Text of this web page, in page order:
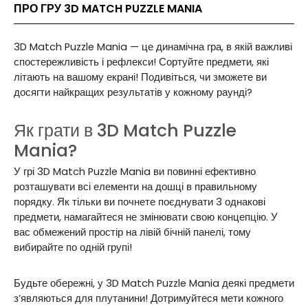
ПРО ГРУ 3D MATCH PUZZLE MANIA
3D Match Puzzle Mania — це динамічна гра, в якій важливі
спостережливість і рефлекси! Сортуйте предмети, які
літають на вашому екрані! Подивіться, чи зможете ви
досягти найкращих результатів у кожному раунді?
Як грати в 3D Match Puzzle
Mania?
У грі 3D Match Puzzle Mania ви повинні ефективно
розташувати всі елементи на дошці в правильному
порядку. Як тільки ви почнете поєднувати 3 однакові
предмети, намагайтеся не змінювати свою концепцію. У
вас обмежений простір на лівій бічній панелі, тому
вибирайте по одній групі!
Будьте обережні, у 3D Match Puzzle Mania деякі предмети
з’являються для плутанини! Дотримуйтеся мети кожного